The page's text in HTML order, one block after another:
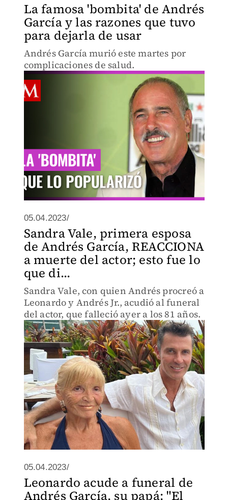
La famosa 'bombita' de Andrés
García y las razones que tuvo
para dejarla de usar
Andrés García murió este martes por
complicaciones de salud.
05.04.2023/
Sandra Vale, primera esposa
de Andrés García, REACCIONA
a muerte del actor; esto fue lo
que di...
Sandra Vale, con quien Andrés procreó a
Leonardo y Andrés Jr., acudió al funeral
del actor, que falleció ayer a los 81 años.
05.04.2023/
Leonardo acude a funeral de
Andrés García, su papá: "El